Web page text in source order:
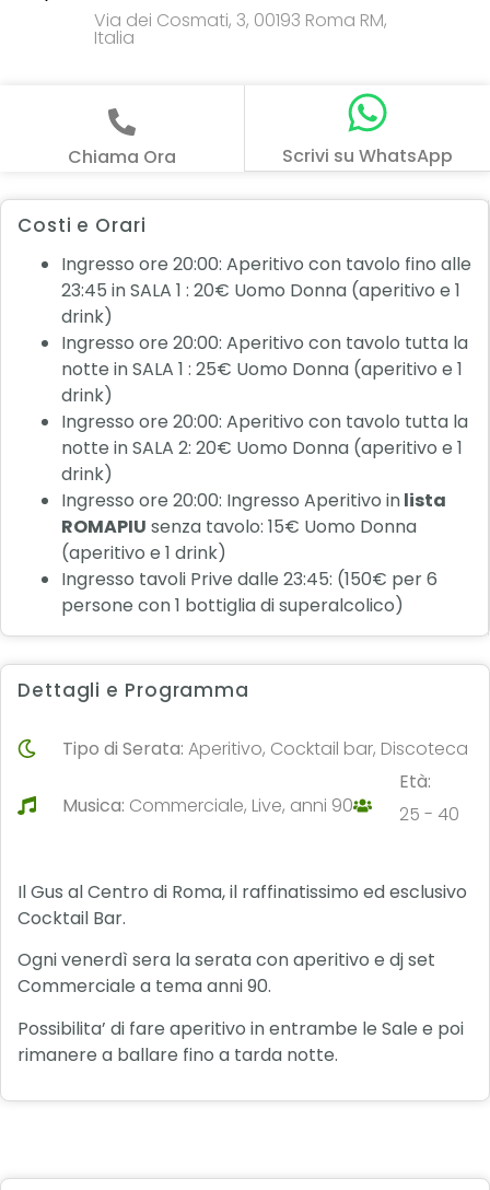
Via dei Cosmati, 3, 00193 Roma RM,
Italia
Chiama Ora Scrivi su WhatsApp
Costi e Orari
Ingresso ore 20:00: Aperitivo con tavolo fino alle
23:45 in SALA 1 : 20€ Uomo Donna (aperitivo e 1
drink)
Ingresso ore 20:00: Aperitivo con tavolo tutta la
notte in SALA 1 : 25€ Uomo Donna (aperitivo e 1
drink)
Ingresso ore 20:00: Aperitivo con tavolo tutta la
notte in SALA 2: 20€ Uomo Donna (aperitivo e 1
drink)
Ingresso ore 20:00: Ingresso Aperitivo inlista
ROMAPIU senza tavolo: 15€ Uomo Donna
(aperitivo e 1 drink)
Ingresso tavoli Prive dalle 23:45: (150€ per 6
persone con 1 bottiglia di superalcolico)
Dettagli e Programma
Tipo di Serata:Aperitivo, Cocktail bar, Discoteca
Musica: Commerciale, Live, anni 90
Età:
25 - 40
Il Gus al Centro di Roma, il raffinatissimo ed esclusivo
Cocktail Bar.
Ogni venerdì sera la serata con aperitivo e dj set
Commerciale a tema anni 90.
Possibilita’ di fare aperitivo in entrambe le Sale e poi
rimanere a ballare fino a tarda notte.